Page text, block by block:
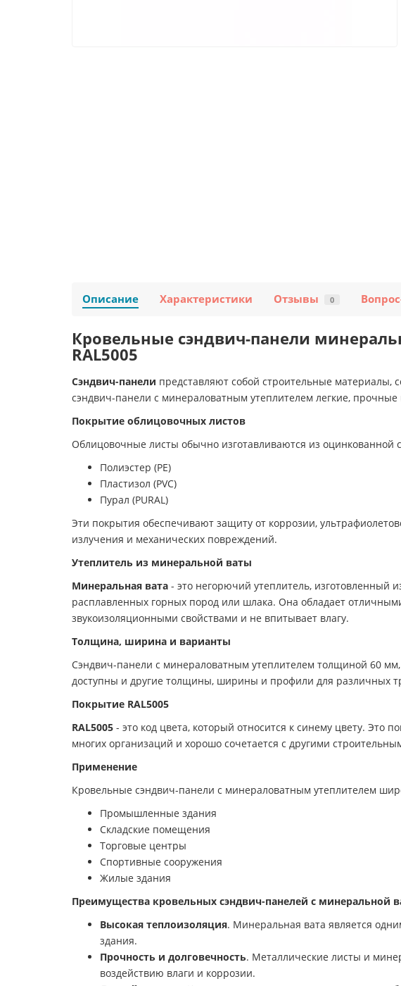
Описание Характеристики Отзывы 0
Кровельные сэндвич-панели
RAL5005
Сэндвич-панели представляют собой строительные материалы,
сэндвич-панели с минераловатным утеплителем легкие,
Покрытие облицовочных листов
Облицовочные листы обычно изготавливаются из
Полиэстер (PE)
Пластизол (PVC)
Пурал (PURAL)
Эти покрытия обеспечивают защиту от коррозии,
излучения и механических повреждений.
Утеплитель из минеральной ваты
Минеральная вата - это негорючий утеплитель, изготовленный
расплавленных горных пород или шлака. Она обладает
звукоизоляционными свойствами и не впитывает влагу.
Толщина, ширина и варианты
Сэндвич-панели с минераловатным утеплителем толщиной 60
доступны и другие толщины, ширины и профили для различных
Покрытие RAL5005
RAL5005 - это код цвета, который относится к синему цвету. Это
многих организаций и хорошо сочетается с другими
Применение
Кровельные сэндвич-панели с минераловатным утеплителем
Промышленные здания
Складские помещения
Торговые центры
Спортивные сооружения
Жилые здания
Преимущества кровельных сэндвич-панелей с минеральной
Высокая теплоизоляция. Минеральная вата является
здания.
Прочность и долговечность. Металлические листы и
воздействию влаги и коррозии.